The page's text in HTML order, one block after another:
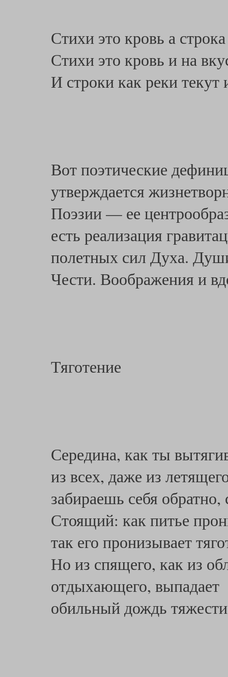
Стихи это кровь а
Стихи это кровь и на
И строки как реки
Вот поэтические
утверждается
Поэзии — ее
есть реализация
полетных сил Духа.
Чести. Воображения и
Тяготение
Середина, как ты
из всех, даже из
забираешь себя
Стоящий: как питье
так его пронизывает
Но из спящего, как из
отдыхающего, выпадает
обильный дождь